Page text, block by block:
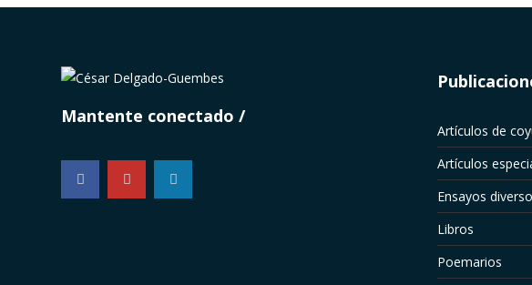
Mantente conectado
...
Artículos de
Artículos
Ensayos
Libros
Poemarios